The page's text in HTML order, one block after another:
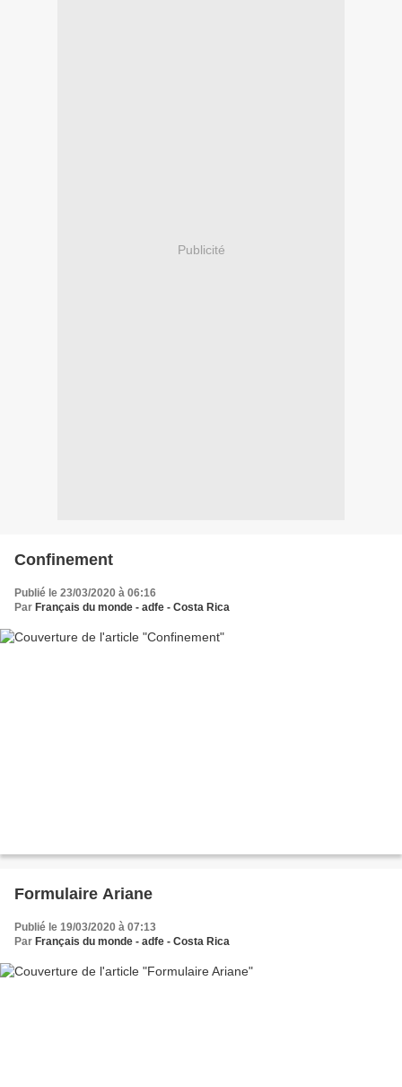
Publicité
Confinement
Publié le 23/03/2020 à 06:16
Par Français du monde - adfe - Costa Rica
Formulaire Ariane
Publié le 19/03/2020 à 07:13
Par Français du monde - adfe - Costa Rica